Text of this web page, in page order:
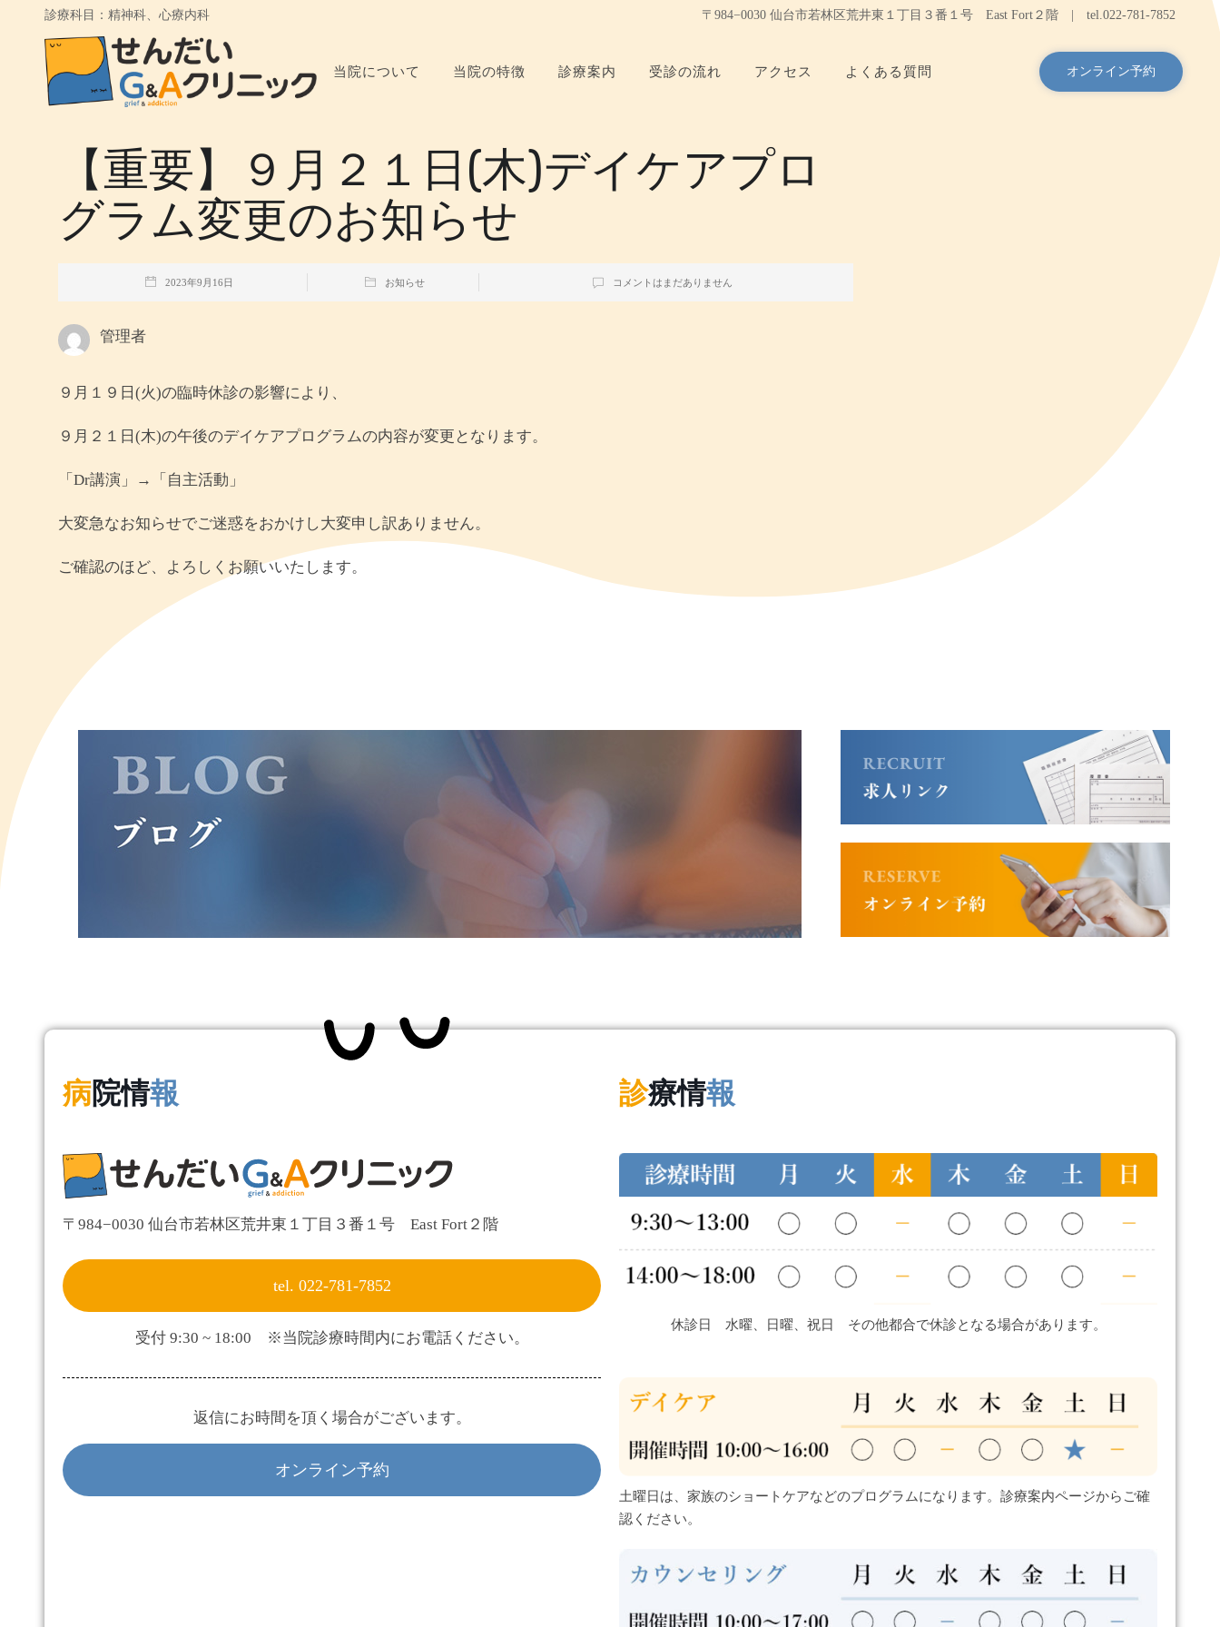
診療科目：精神科、心療内科 〒984−0030 仙台市若林区荒井東１丁目３番１号 East Fort２階 | tel.022-781-7852
当院について 当院の特徴 診療案内 受診の流れ アクセス よくある質問 オンライン予約
【重要】９月２１日(木)デイケアプロ
グラム変更のお知らせ
2023年9月16日 お知らせ コメントはまだありません
管理者
９月１９日(火)の臨時休診の影響により、
９月２１日(木)の午後のデイケアプログラムの内容が変更となります。
「Dr講演」→「自主活動」
大変急なお知らせでご迷惑をおかけし大変申し訳ありません。
ご確認のほど、よろしくお願いいたします。
病院情報
〒984−0030 仙台市若林区荒井東１丁目３番１号 East Fort２階
tel. 022-781-7852
受付 9:30 ~ 18:00 ※当院診療時間内にお電話ください。
返信にお時間を頂く場合がございます。
オンライン予約
診療情報
休診日 水曜、日曜、祝日 その他都合で休診となる場合があります。
土曜日は、家族のショートケアなどのプログラムになります。診療案内ページからご確
認ください。